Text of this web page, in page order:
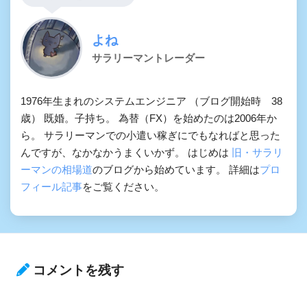
よね
サラリーマントレーダー
1976年生まれのシステムエンジニア （ブログ開始時 38
歳） 既婚。子持ち。 為替（FX）を始めたのは2006年か
ら。 サラリーマンでの小遣い稼ぎにでもなればと思った
んですが、なかなかうまくいかず。 はじめは 旧・サラリ
ーマンの相場道のブログから始めています。 詳細はプロ
フィール記事をご覧ください。
コメントを残す